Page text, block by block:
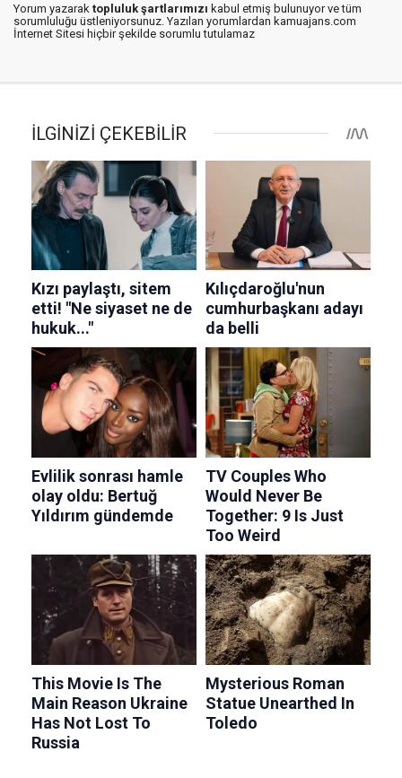
Yorum yazarak topluluk şartlarımızı kabul etmiş bulunuyor ve tüm
sorumluluğu üstleniyorsunuz. Yazılan yorumlardan kamuajans.com
İnternet Sitesi hiçbir şekilde sorumlu tutulamaz